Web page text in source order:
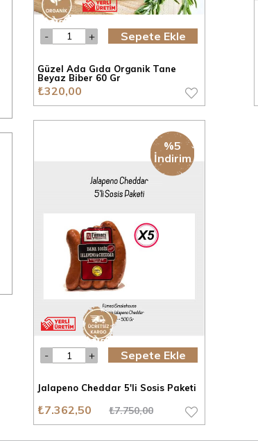
Güzel Ada Gıda Organik Tane
Beyaz Biber 60 Gr
₺320,00
Sepete Ekle
Jalapeno Cheddar 5'li Sosis Paketi
₺7.362,50 ₺7.750,00
Sepete Ekle
%5
İndirim